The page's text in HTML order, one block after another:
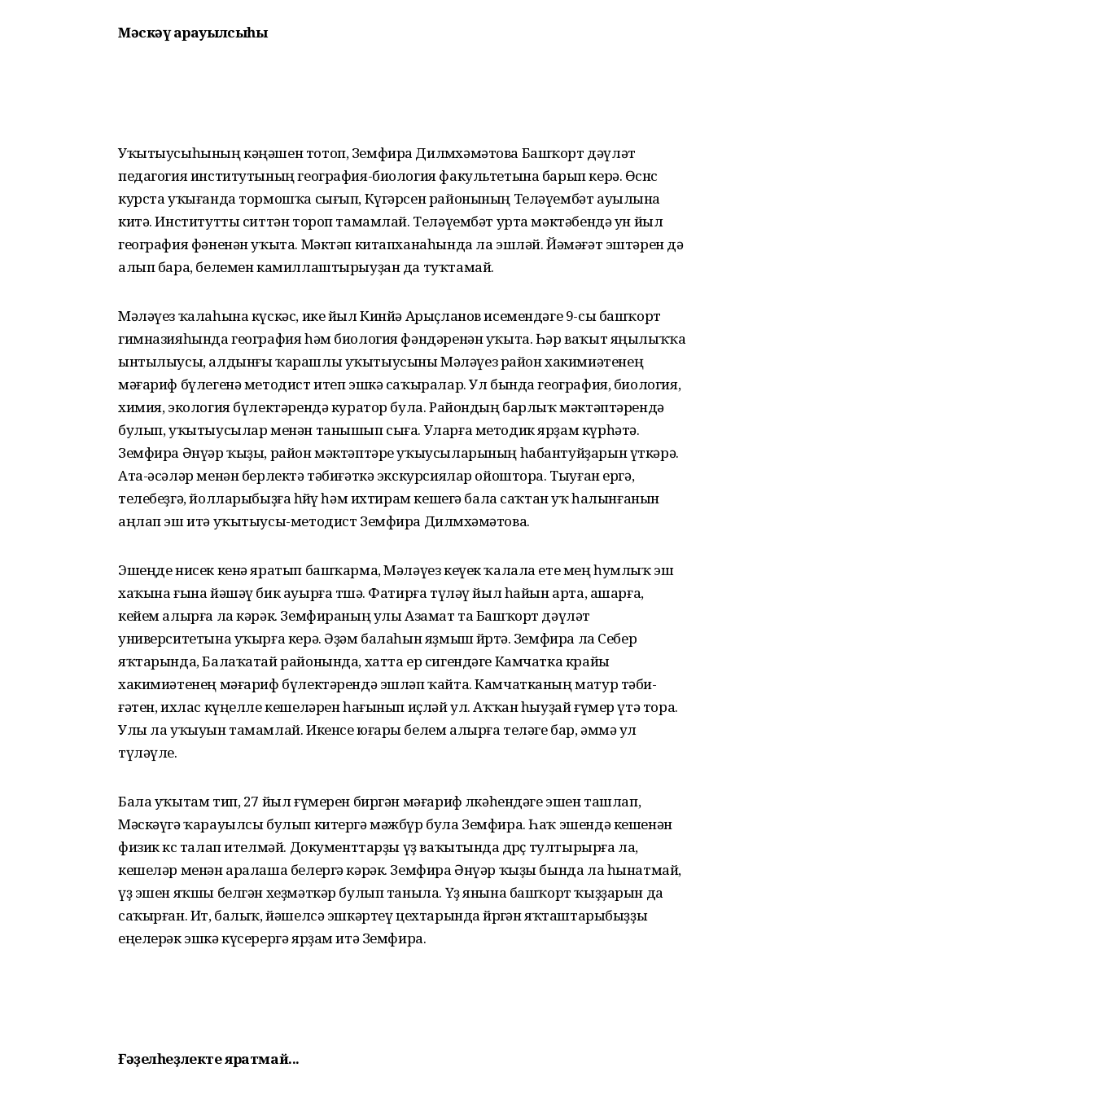
Мәскәү ҡарауылсыһы
Уҡытыусыһының кәңәшен тотоп, Земфира Дилмөхәмәтова Башҡорт дәүләт
педагогия институтының география-биология факультетына барып керә. Өсөнсө
курста уҡығанда тормошҡа сығып, Күгәрсен районының Теләүембәт ауылына
китә. Институтты ситтән тороп тамамлай. Те­ләүем­бәт урта мәктәбендә ун йыл
география фәненән уҡыта. Мәктәп китап­ханаһында ла эшләй. Йәмәғәт эштәрен дә
алып бара, белемен камиллаш­тырыуҙан да туҡтамай.
Мәләүез ҡалаһына күскәс, ике йыл Кинйә Арыҫланов исемендәге 9-сы баш­ҡорт
гимназияһында география һәм биология фәндәренән уҡыта. Һәр ваҡыт яңылыҡҡа
ынтылыусы, алдынғы ҡарашлы уҡытыусыны Мәләүез район хакимиәтенең
мәғариф бүлегенә методист итеп эшкә саҡыралар. Ул бында география, биология,
химия, экология бүлектәрендә куратор була. Райондың барлыҡ мәктәптәрендә
булып, уҡытыусылар менән танышып сыға. Уларға методик ярҙам күрһәтә.
Земфира Әнүәр ҡыҙы, район мәктәптәре уҡыусы­ларының һабантуйҙарын үткәрә.
Ата-әсә­ләр менән берлектә тәбиғәткә экскурсиялар ойоштора. Тыуған ергә,
телебеҙгә, йол­ла­рыбыҙға һөйөү һәм ихтирам кешегә бала саҡтан уҡ һалынғанын
аңлап эш итә уҡытыусы-методист Земфира Дилмө­хәмәтова.
Эшеңде нисек кенә яратып башҡарма, Мәләүез кеүек ҡалала ете мең һумлыҡ эш
хаҡына ғына йәшәү бик ауырға төшә. Фатирға түләү йыл һайын арта, ашарға,
кейем алырға ла кәрәк. Земфираның улы Азамат та Башҡорт дәүләт
университетына уҡырға керә. Әҙәм балаһын яҙмыш йөрөтә. Земфира ла Себер
яҡтарында, Балаҡатай районында, хатта ер сигендәге Камчатка крайы
хакимиәтенең мәғариф бүлектәрен­дә эшләп ҡайта. Камчатканың матур тәби­
ғәтен, ихлас күңелле кешеләрен һағынып иҫләй ул. Аҡҡан һыуҙай ғүмер үтә тора.
Улы ла уҡыуын тамамлай. Икенсе юғары белем алырға теләге бар, әммә ул
түләүле.
Бала уҡытам тип, 27 йыл ғүме­рен биргән мәғариф өлкәһендәге эшен ташлап,
Мәскәүгә ҡарауылсы булып китергә мәжбүр була Земфира. Һаҡ эшендә кешенән
физик көс талап ителмәй. Документтарҙы үҙ ваҡытында дөрөҫ тултырырға ла,
кешеләр менән аралаша белергә кәрәк. Земфира Әнүәр ҡыҙы бында ла һынатмай,
үҙ эшен яҡшы белгән хеҙмәткәр булып таныла. Үҙ янына башҡорт ҡыҙҙарын да
саҡырған. Ит, балыҡ, йәшелсә эшкәртеү цехтарында йөрөгән яҡташтарыбыҙҙы
еңелерәк эшкә күсерергә ярҙам итә Земфира.
Ғәҙелһеҙлектеяратмай...